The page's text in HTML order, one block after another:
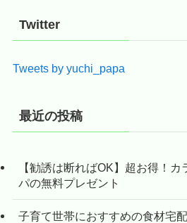
Twitter
Tweets by yuchi_papa
最近の投稿
【勧誘は断ればOK】超お得！
パの無料プレゼント
子育て世帯におすすめの食材宅